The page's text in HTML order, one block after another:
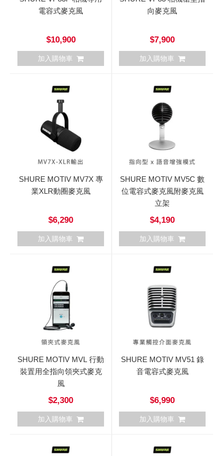
電容式麥克風
$10,900
加入購物車
向麥克風
$7,900
加入購物車
SHURE MOTIV MV7X 專
業XLR動圈麥克風
$6,290
加入購物車
SHURE MOTIV MV5C 數
位電容式麥克風附麥克風
立架
$4,190
加入購物車
SHURE MOTIV MVL 行動
裝置用全指向領夾式麥克
風
$2,300
加入購物車
SHURE MOTIV MV51 錄
音電容式麥克風
$6,990
加入購物車